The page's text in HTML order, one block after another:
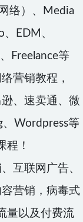
络）、Media
EDM、
Freelance等
营销教程，
、速卖通、微
Wordpress等
程！
互联网广告、
营销，病毒式
量以及付费流